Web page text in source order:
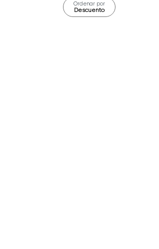
Ordenar por
Descuento